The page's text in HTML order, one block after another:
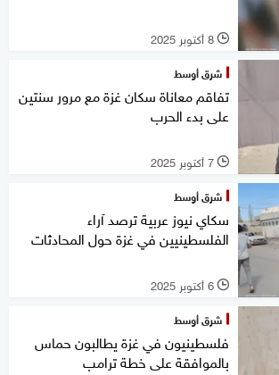
l 8 أكتوبر 2025
شرق أوسط
تفاقم معاناة سكان غزة مع مرور سنتين
على بدء الحرب
l 7 أكتوبر 2025
شرق أوسط
سكاي نيوز عربية ترصد آراء
الفلسطينيين في غزة حول المحادثات
l 6 أكتوبر 2025
شرق أوسط
فلسطينيون في غزة يطالبون حماس
بالموافقة على خطة ترامب